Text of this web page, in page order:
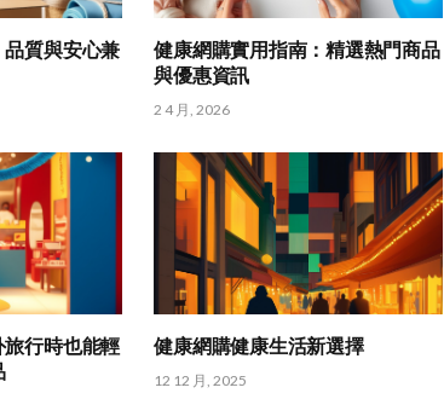
質與安心兼
健康網購實用指南：精選熱門商品
與優惠資訊
2 4 月, 2026
行時也能輕
健康網購健康生活新選擇
12 12 月, 2025